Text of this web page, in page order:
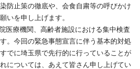
防止策の徹底や、会食自粛等の呼びかけ
いを申し上げます。
医療機関、高齢者施設における集中検査
。今回の緊急事態宣言に伴う基本的対処
でに埼玉県で先行的に行っていることが
については、あえて皆さん申し上げてい